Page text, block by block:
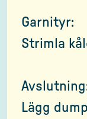
Garnityr:
Strimla
Lägg